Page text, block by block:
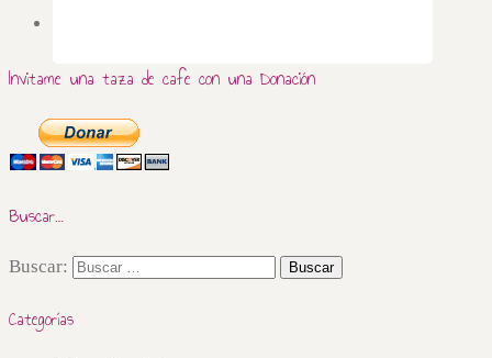
Invitame una taza de cafe con una Donación
Buscar…
Buscar:
Categorías